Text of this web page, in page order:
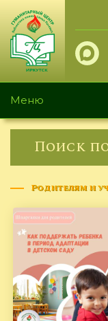
Перейти
основному
содержанию
Меню
Поиск
Родителям и